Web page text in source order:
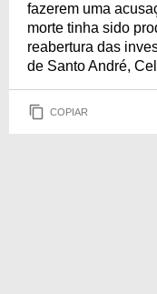
fazerem uma
morte tinha sido
reabertura das
de Santo André,
COPIAR